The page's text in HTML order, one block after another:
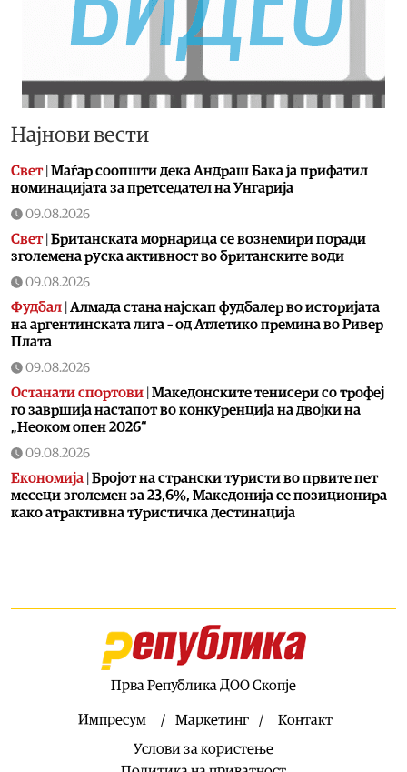
Најнови вести
Свет| Маѓар соопшти дека Андраш Бака ја прифатил
номинацијата за претседател на Унгарија
09.08.2026
Свет| Британската морнарица се вознемири поради
зголемена руска активност во британските води
09.08.2026
Фудбал Алмада стана најскап фудбалер во историјата
на аргентинската лига – од Атлетико премина во Ривер
Плата
09.08.2026
Останати спортови Македонските тенисери со трофеј
го завршија настапот во конкуренција на двојки на
„Неоком опен 2026“
09.08.2026
Економија Бројот на странски туристи во првите пет
месеци зголемен за 23,6%, Македонија се позиционира
како атрактивна туристичка дестинација
СДСМ: Мицкоски ја жртвува водата на
граѓаните за туѓи дата центри
Македонија|Во случајот во Ново Село не се
насилници и наркомани
Прва Република ДОО Скопје
Импресум Маркетинг
Контакт
Услови за користење